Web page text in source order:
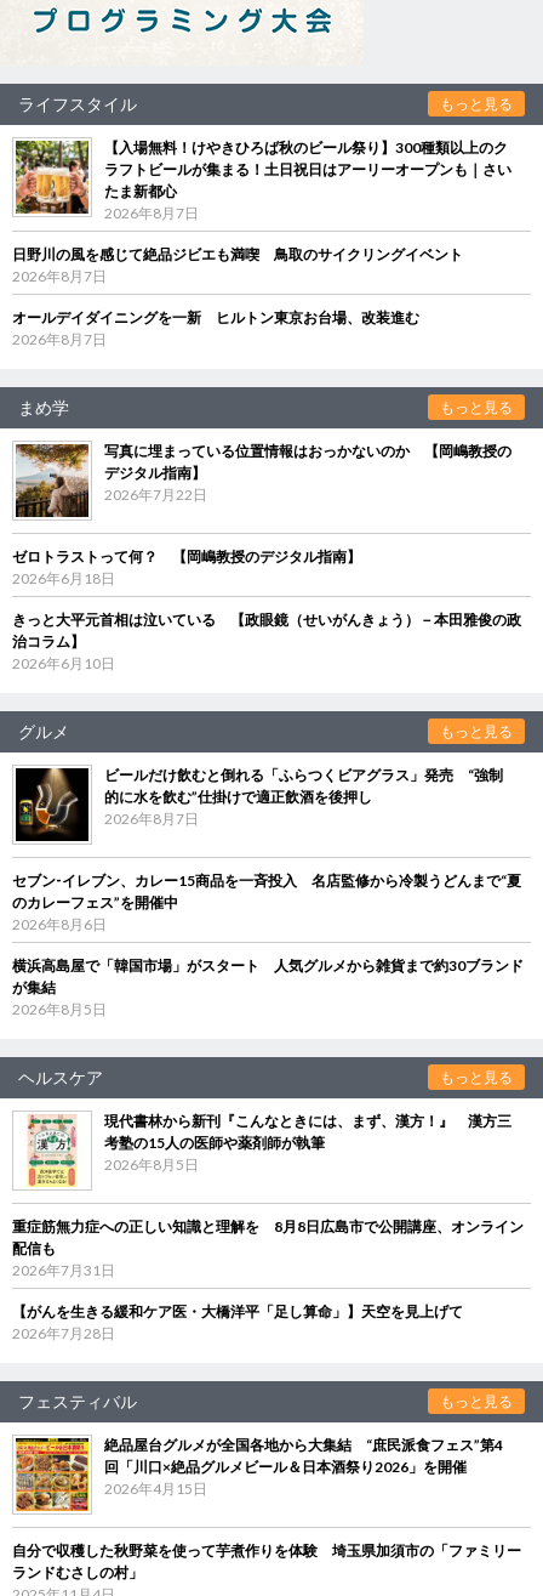
ライフスタイル もっと見る
【入場無料！けやきひろば秋のビール祭り】300種類以上のク
ラフトビールが集まる！土日祝日はアーリーオープンも｜さい
たま新都心
2026年8月7日
日野川の風を感じて絶品ジビエも満喫 鳥取のサイクリングイベント
2026年8月7日
オールデイダイニングを一新 ヒルトン東京お台場、改装進む
2026年8月7日
まめ学 もっと見る
写真に埋まっている位置情報はおっかないのか 【岡嶋教授の
デジタル指南】
2026年7月22日
ゼロトラストって何？ 【岡嶋教授のデジタル指南】
2026年6月18日
きっと大平元首相は泣いている 【政眼鏡（せいがんきょう）－本田雅俊の政
治コラム】
2026年6月10日
グルメ もっと見る
ビールだけ飲むと倒れる「ふらつくビアグラス」発売 “強制
的に水を飲む”仕掛けで適正飲酒を後押し
2026年8月7日
セブン‐イレブン、カレー15商品を一斉投入 名店監修から冷製うどんまで“夏
のカレーフェス”を開催中
2026年8月6日
横浜高島屋で「韓国市場」がスタート 人気グルメから雑貨まで約30ブランド
が集結
2026年8月5日
ヘルスケア もっと見る
現代書林から新刊『こんなときには、まず、漢方！』 漢方三
考塾の15人の医師や薬剤師が執筆
2026年8月5日
重症筋無力症への正しい知識と理解を 8月8日広島市で公開講座、オンライン
配信も
2026年7月31日
【がんを生きる緩和ケア医・大橋洋平「足し算命」】天空を見上げて
2026年7月28日
フェスティバル もっと見る
絶品屋台グルメが全国各地から大集結 “庶民派食フェス”第4
回「川口×絶品グルメビール＆日本酒祭り2026」を開催
2026年4月15日
自分で収穫した秋野菜を使って芋煮作りを体験 埼玉県加須市の「ファミリー
ランドむさしの村」